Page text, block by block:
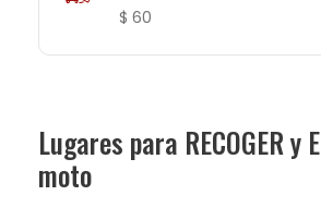
$ 60
Lugares para RECOGER y
moto